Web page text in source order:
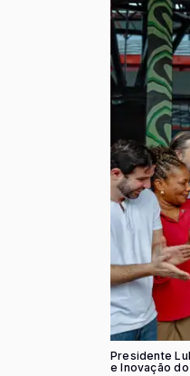
Presidente
e Inovação